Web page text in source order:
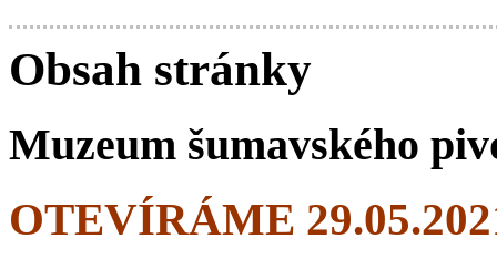
Obsah stránky
Muzeum šumavského
OTEVÍRÁME